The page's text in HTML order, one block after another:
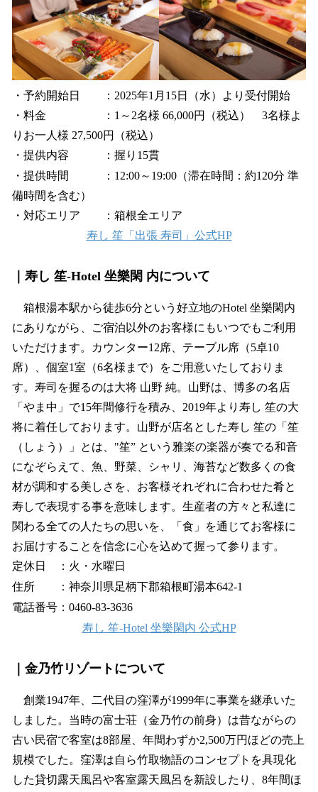
・予約開始日 ：2025年1月15日（水）より受付開始
・料金 ：1～2名様 66,000円（税込） 3名様よ
りお一人様 27,500円（税込）
・提供内容 ：握り15貫
・提供時間 ：12:00～19:00（滞在時間：約120分 準
備時間を含む）
・対応エリア ：箱根全エリア
寿し 笙「出張 寿司」公式HP
｜寿し 笙‐Hotel 坐樂閑 内について
箱根湯本駅から徒歩6分という好立地のHotel 坐樂閑内
にありながら、ご宿泊以外のお客様にもいつでもご利用
いただけます。カウンター12席、テーブル席（5卓10
席）、個室1室（6名様まで）をご用意いたしておりま
す。寿司を握るのは大将 山野 純。山野は、博多の名店
「やま中」で15年間修行を積み、2019年より寿し 笙の大
将に着任しております。山野が店名とした寿し 笙の「笙
（しょう）」とは、"笙” という雅楽の楽器が奏でる和音
になぞらえて、魚、野菜、シャリ、海苔など数多くの食
材が調和する美しさを、お客様それぞれに合わせた肴と
寿しで表現する事を意味します。生産者の方々と私達に
関わる全ての人たちの思いを、「食」を通じてお客様に
お届けすることを信念に心を込めて握って参ります。
定休日 ：火・水曜日
住所 ：神奈川県足柄下郡箱根町湯本642-1
電話番号：0460-83-3636
寿し 笙‐Hotel 坐樂閑内 公式HP
｜金乃竹リゾートについて
創業1947年、二代目の窪澤が1999年に事業を継承いた
しました。当時の富士荘（金乃竹の前身）は昔ながらの
古い民宿で客室は8部屋、年間わずか2,500万円ほどの売上
規模でした。窪澤は自ら竹取物語のコンセプトを具現化
した貸切露天風呂や客室露天風呂を新設したり、8年間ほ